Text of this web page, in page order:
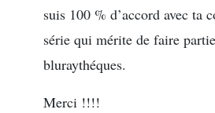
suis 100 % d’accord avec ta
série qui mérite de faire
bluraythéques.
Merci !!!!